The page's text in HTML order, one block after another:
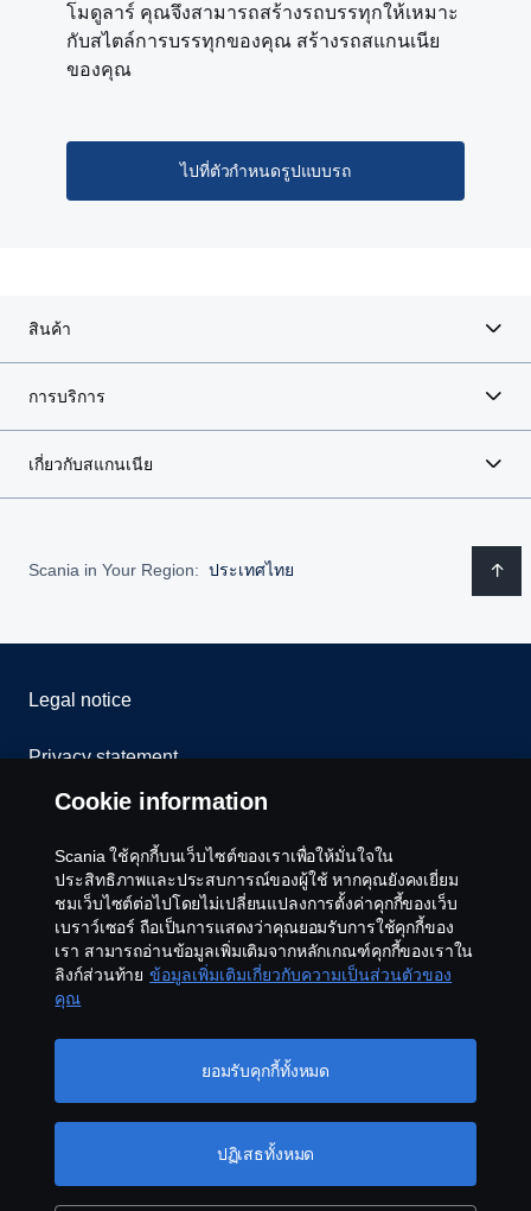
โมดูลาร์ คุณจึงสามารถสร้างรถบรรทุกให้เหมาะ
กับสไตล์การบรรทุกของคุณ สร้างรถสแกนเนีย
ของคุณ
ไปที่ตัวกำหนดรูปแบบรถ
สินค้า
การบริการ
เกี่ยวกับสแกนเนีย
Scania in Your Region: ประเทศไทย
Legal notice
Privacy statement
Cookies
Contact us
Whistleblowing
Cookie settings
© Copyright Scania 2026 All rights reserved. Scania
Cookie information
Scania ใช้คุกกี้บนเว็บไซต์ของเราเพื่อให้มั่นใจใน
ประสิทธิภาพและประสบการณ์ของผู้ใช้ หากคุณยังคงเยี่ยม
ชมเว็บไซต์ต่อไปโดยไม่เปลี่ยนแปลงการตั้งค่าคุกกี้ของเว็บ
เบราว์เซอร์ ถือเป็นการแสดงว่าคุณยอมรับการใช้คุกกี้ของ
เรา สามารถอ่านข้อมูลเพิ่มเติมจากหลักเกณฑ์คุกกี้ของเราใน
ลิงก์ส่วนท้าย ข้อมูลเพิ่มเติมเกี่ยวกับความเป็นส่วนตัวของ
คุณ
ปฏิเสธทั้งหมด
ยอมรับคุกกี้ทั้งหมด